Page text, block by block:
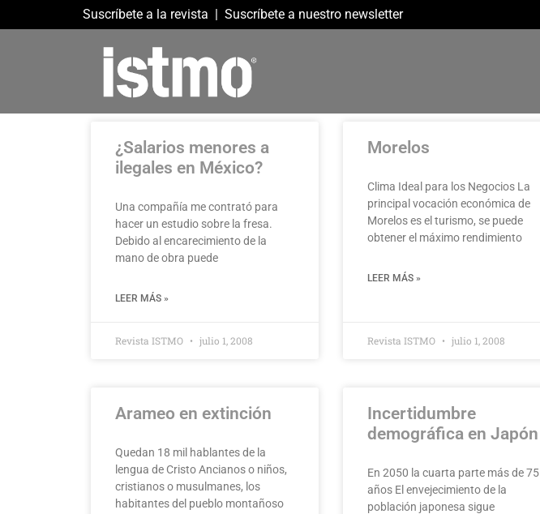
Suscríbete a la revista | Suscríbete a nuestro newsletter
¿Salarios menores a
ilegales en México?
Una compañía me contrató para
hacer un estudio sobre la fresa.
Debido al encarecimiento de la
mano de obra puede
LEER MÁS »
Revista ISTMO julio 1, 2008
Morelos
Clima Ideal para los Negocios La
principal vocación económica de
Morelos es el turismo, se puede
obtener el máximo rendimiento
LEER MÁS »
Revista ISTMO julio 1, 2008
Arameo en extinción
Quedan 18 mil hablantes de la
lengua de Cristo Ancianos o niños,
cristianos o musulmanes, los
habitantes del pueblo montañoso
Incertidumbre
demográfica en Japón
En 2050 la cuarta parte más de 75
años El envejecimiento de la
población japonesa sigue